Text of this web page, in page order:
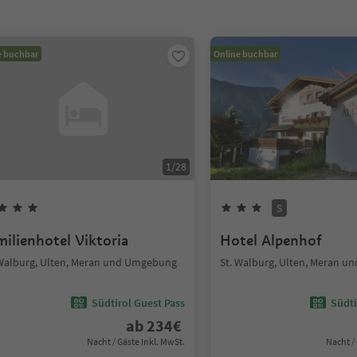
buchbar
1/28
Viktoria
Ulten, Meran und Umgebung
Südtirol Guest Pass
ab 234€
Nacht / Gäste Inkl. MwSt.
Online buchbar
S
Hotel Alpenhof
St. Walburg, Ulten, Meran
Nacht /